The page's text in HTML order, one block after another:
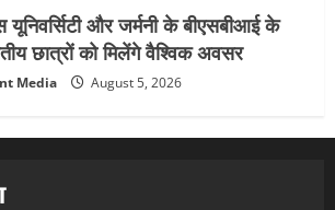
यूनिवर्सिटी और जर्मनी के बीएसबीआई के
छात्रों को मिलेंगे वैश्विक अवसर
Media August 5, 2026